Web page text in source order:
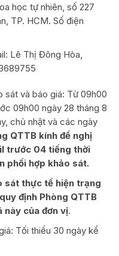
học tự nhiên, số 227
TP. HCM. Số điện
Lê Thị Đông Hòa,
sát và báo giá: Từ 09h00
09h00 ngày 28 tháng 8
chủ nhật và các ngày
QTTB kính đề nghị
trước 04 tiếng thời
phối hợp khảo sát.
sát thực tế hiện trạng
định Phòng QTTB
này của đơn vị.
Tối thiểu 30 ngày kể